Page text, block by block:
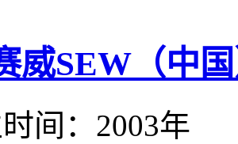
威SEW（中
间：2003年